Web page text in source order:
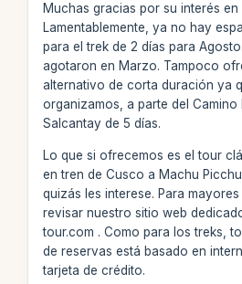
Muchas gracias por su interés
Lamentablemente, ya no hay
para el trek de 2 días para
agotaron en Marzo. Tampoco
alternativo de corta duración ya
organizamos, a parte del Camino
Salcantay de 5 días.
Lo que si ofrecemos es el tour
en tren de Cusco a Machu
quizás les interese. Para
revisar nuestro sitio web
tour.com . Como para los treks,
de reservas está basado en
tarjeta de crédito.